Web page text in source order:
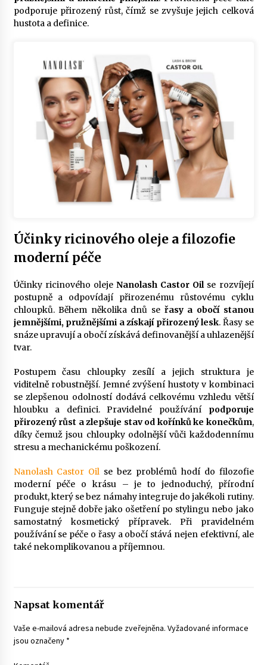
podporuje přirozený růst, čímž se zvyšuje jejich celková
hustota a definice.
Účinky ricinového oleje a filozofie
moderní péče
Účinky ricinového oleje Nanolash Castor Oilse rozvíjejí
postupně a odpovídají přirozenému růstovému cyklu
chloupků. Během několika dnů se řasy a obočí stanou
jemnějšími, pružnějšími a získají přirozený lesk. Řasy se
snáze upravují a obočí získává definovanější a uhlazenější
tvar.
Postupem času chloupky zesílí a jejich struktura je
viditelně robustnější. Jemné zvýšení hustoty v kombinaci
se zlepšenou odolností dodává celkovému vzhledu větší
hloubku a definici. Pravidelné používání podporuje
přirozený růst a zlepšuje stav od kořínků ke konečkům,
díky čemuž jsou chloupky odolnější vůči každodennímu
stresu a mechanickému poškození.
Nanolash Castor Oil se bez problémů hodí do filozofie
moderní péče o krásu – je to jednoduchý, přírodní
produkt, který se bez námahy integruje do jakékoli rutiny.
Funguje stejně dobře jako ošetření po stylingu nebo jako
samostatný kosmetický přípravek. Při pravidelném
používání se péče o řasy a obočí stává nejen efektivní, ale
také nekomplikovanou a příjemnou.
Napsat komentář
Vaše e-mailová adresa nebude zveřejněna. Vyžadované informace
jsou označeny *